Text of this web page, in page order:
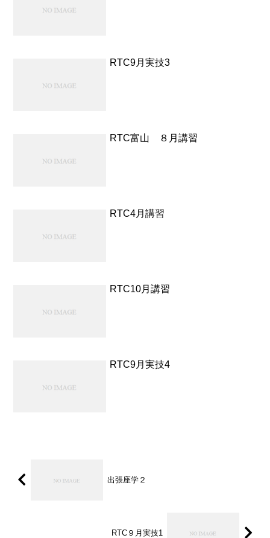
RTC9月実技3
RTC富山 ８月講習
RTC4月講習
RTC10月講習
RTC9月実技4
出張座学２
RTC９月実技1